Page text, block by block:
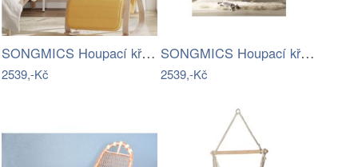
SONGMICS Houpací křeslo polstrované…
2539,-Kč
SONGMICS Houpací křeslo polstrované…
2539,-Kč